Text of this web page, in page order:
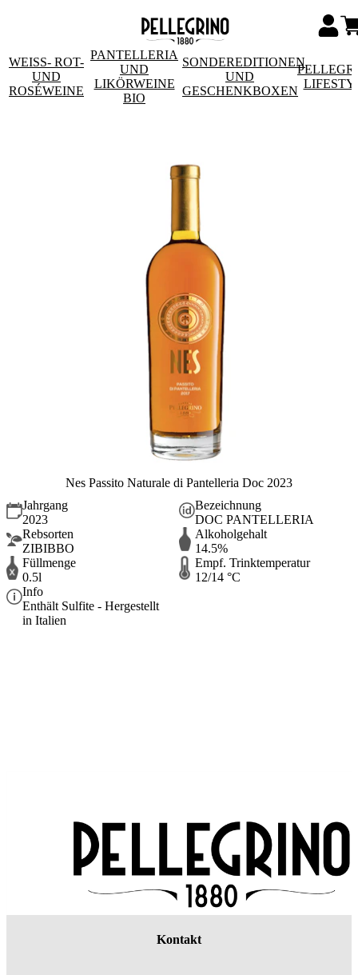
WEISS- ROT- U
ND R
OSÉWEINE
PANTELLERIA
UND
LIKÖRWEINE
BIO
SONDEREDITIONEN
UND
GESCHENKBOXEN
Nes Passito Naturale di Pantelleria Doc 2023
Jahrgang
2023
Bezeichnung
DOC PANTELLERIA
Rebsorten
ZIBIBBO
Alkoholgehalt
14.5%
Füllmenge
0.5l
Empf. Trinktemperatur
12/14 °C
Info
Enthält Sulfite - Hergestellt
in Italien
Kontakt